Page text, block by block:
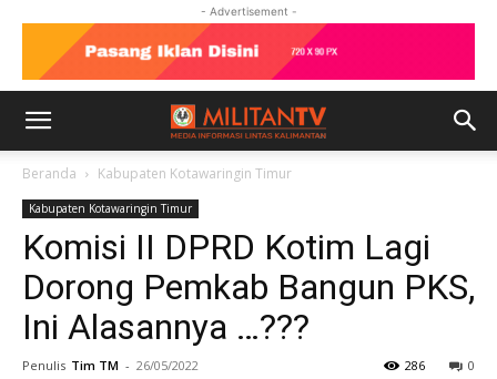
- Advertisement -
Beranda Kabupaten Kotawaringin Timur
Kabupaten Kotawaringin Timur
Komisi II DPRD Kotim Lagi
Dorong Pemkab Bangun PKS,
Ini Alasannya …???
Penulis Tim TM - 26/05/2022 0
286